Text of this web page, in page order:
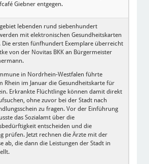
Giebner entgegen.
lebenden rund siebenhundert
mit elektronischen Gesundheitskarten
Die ersten fünfhundert Exemplare überreicht
von der Novitas BKK an Bürgermeister
in Nordrhein-Westfalen führte
Rhein im Januar die Gesundheitskarte für
Erkrankte Flüchtlinge können damit direkt
ohne zuvor bei der Stadt nach
zu fragen. Vor der Einführung
das Sozialamt über die
entscheiden und die
prüfen. Jetzt rechnen die Ärzte mit der
ab, die dann die Leistungen der Stadt in